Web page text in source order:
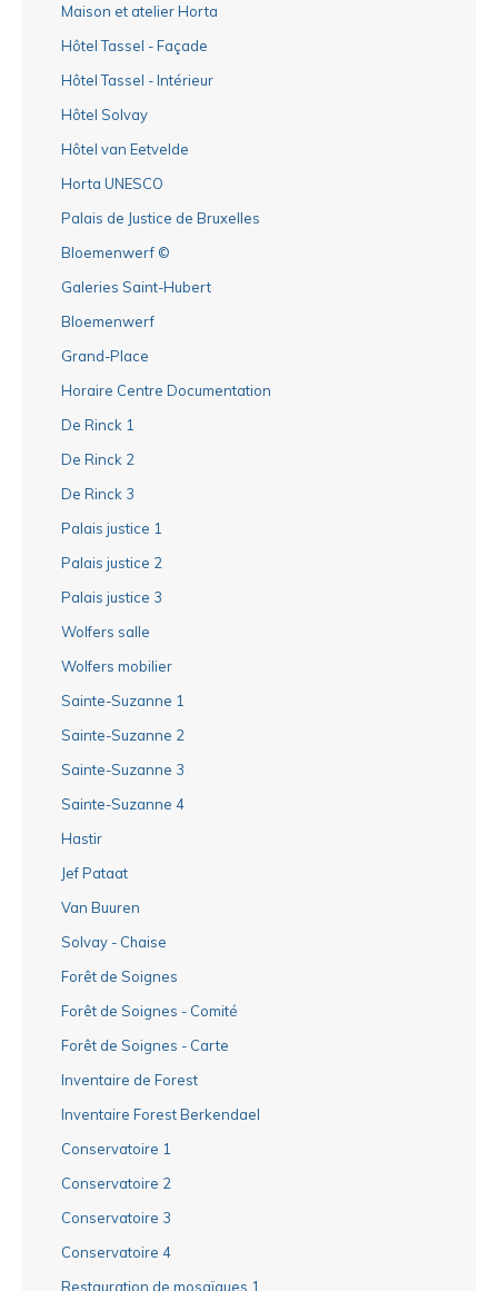
Maison et atelier Horta
Hôtel Tassel - Façade
Hôtel Tassel - Intérieur
Hôtel Solvay
Hôtel van Eetvelde
Horta UNESCO
Palais de Justice de Bruxelles
Bloemenwerf ©
Galeries Saint-Hubert
Bloemenwerf
Grand-Place
Horaire Centre Documentation
De Rinck 1
De Rinck 2
De Rinck 3
Palais justice 1
Palais justice 2
Palais justice 3
Wolfers salle
Wolfers mobilier
Sainte-Suzanne 1
Sainte-Suzanne 2
Sainte-Suzanne 3
Sainte-Suzanne 4
Hastir
Jef Pataat
Van Buuren
Solvay - Chaise
Forêt de Soignes
Forêt de Soignes - Comité
Forêt de Soignes - Carte
Inventaire de Forest
Inventaire Forest Berkendael
Conservatoire 1
Conservatoire 2
Conservatoire 3
Conservatoire 4
Restauration de mosaïques 1